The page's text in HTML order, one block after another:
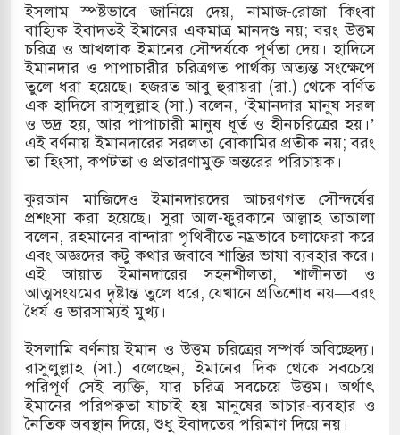
অ্যারেস্ট আবেদন, বরগুনার এসআইয়ের বিরুদ্ধে
নতুন বাংলাদেশের পথচলার কেন্দ্র হবে: ড.
বিভিন্ন খাতে সৌদির বিনিয়োগের আহবান প্রধানমন্ত্রীর
হামলায় ছাত্রদল ও ছাত্রলীগের আচরণ ইসরায়েলের
পথে ইসরায়েলীরা,হাতছাড়ার ঝুঁকিতে জরুরি
পাহাড়ি ঢলে ফুঁসে উঠেছে তিস্তা
ইসলাম স্পষ্টভাবে জানিয়ে দেয়, নামাজ-রোজা কিংবা
বাহ্যিক ইবাদতই ইমানের একমাত্র মানদণ্ড নয়; বরং উত্তম
চরিত্র ও আখলাক ইমানের সৌন্দর্যকে পূর্ণতা দেয়। হাদিসে
ইমানদার ও পাপাচারীর চরিত্রগত পার্থক্য অত্যন্ত সংক্ষেপে
তুলে ধরা হয়েছে। হজরত আবু হুরায়রা (রা.) থেকে বর্ণিত
এক হাদিসে রাসুলুল্লাহ (সা.) বলেন, ‘ইমানদার মানুষ সরল
ও ভদ্র হয়, আর পাপাচারী মানুষ ধূর্ত ও হীনচরিত্রের হয়।’
এই বর্ণনায় ইমানদারের সরলতা বোকামির প্রতীক নয়; বরং
তা হিংসা, কপটতা ও প্রতারণামুক্ত অন্তরের পরিচায়ক।
কুরআন মাজিদেও ইমানদারদের আচরণগত সৌন্দর্যের
প্রশংসা করা হয়েছে। সুরা আল-ফুরকানে আল্লাহ তাআলা
বলেন, রহমানের বান্দারা পৃথিবীতে নম্রভাবে চলাফেরা করে
এবং অজ্ঞদের কটু কথার জবাবে শান্তির ভাষা ব্যবহার করে।
এই আয়াত ইমানদারের সহনশীলতা, শালীনতা ও
আত্মসংযমের দৃষ্টান্ত তুলে ধরে, যেখানে প্রতিশোধ নয়—বরং
ধৈর্য ও ভারসাম্যই মুখ্য।
ইসলামি বর্ণনায় ইমান ও উত্তম চরিত্রের সম্পর্ক অবিচ্ছেদ্য।
রাসুলুল্লাহ (সা.) বলেছেন, ইমানের দিক থেকে সবচেয়ে
পরিপূর্ণ সেই ব্যক্তি, যার চরিত্র সবচেয়ে উত্তম। অর্থাৎ
ইমানের পরিপক্বতা যাচাই হয় মানুষের আচার-ব্যবহার ও
নৈতিক অবস্থান দিয়ে, শুধু ইবাদতের পরিমাণ দিয়ে নয়।